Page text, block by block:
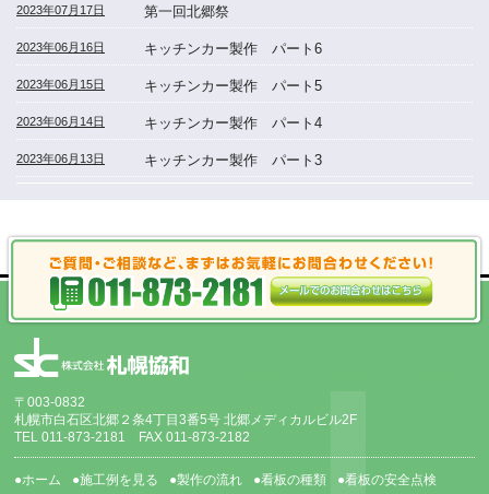
2023年07月17日 第一回北郷祭
2023年06月16日 キッチンカー製作 パート6
2023年06月15日 キッチンカー製作 パート5
2023年06月14日 キッチンカー製作 パート4
2023年06月13日 キッチンカー製作 パート3
〒003-0832
札幌市白石区北郷２条4丁目3番5号 北郷メディカルビル2F
TEL 011-873-2181 FAX 011-873-2182
●ホーム ●施工例を見る ●製作の流れ ●看板の種類 ●看板の安全点検